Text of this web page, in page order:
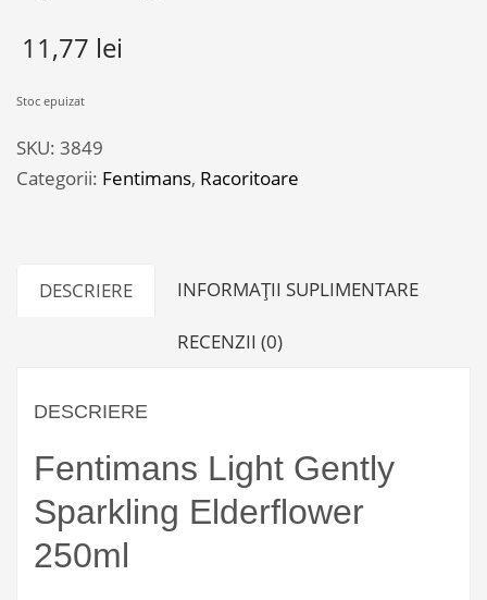
11,77 lei
Stoc epuizat
SKU: 3849
Categorii: Fentimans, Racoritoare
DESCRIERE INFORMAȚII SUPLIMENTARE
RECENZII (0)
DESCRIERE
Fentimans Light Gently
Sparkling Elderflower
250ml